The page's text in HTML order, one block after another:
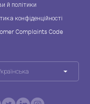
й політики
конфіденційності
Complaints Code